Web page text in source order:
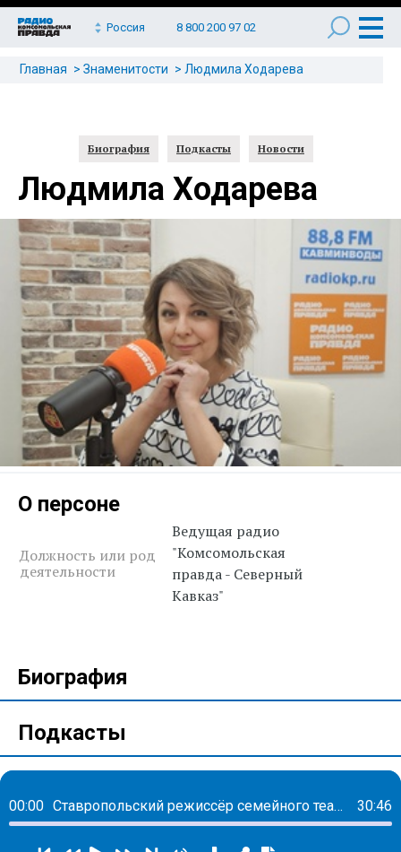
Россия 8 800 200 97 02
Главная Знаменитости Людмила Ходарева
Биография Подкасты Новости
Людмила Ходарева
О персоне
Должность или род
деятельности
Ведущая радио
"Комсомольская
правда - Северный
Кавказ"
Биография
Подкасты
00:00 Ставропольский режиссёр семейного театра кукол о премьерах, сказках, чудесах 30:46